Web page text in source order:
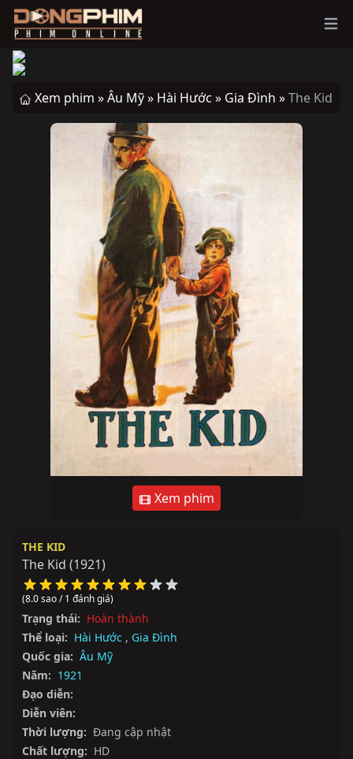
Xem phim »Âu Mỹ » Hài Hước » Gia Đình »The Kid
Xem phim
THE KID
The Kid (1921)
(8.0 sao / 1 đánh giá)
Trạng thái: Hoàn thành
Thể loại: Hài Hước , Gia Đình
Quốc gia: Âu Mỹ
Năm: 1921
Đạo diễn:
Diễn viên:
Thời lượng: Đang cập nhật
Chất lượng: HD